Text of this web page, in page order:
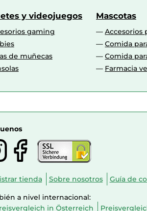
y videojuegos
gaming
de muñecas
Mascotas
Accesorios
Comida
Comida
Farmacia
tienda Sobre nosotros Guía de
a nivel internacional:
in Österreich